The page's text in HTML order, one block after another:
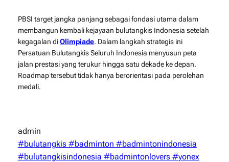
PBSI target jangka panjang sebagai fondasi utama dalam
membangun kembali kejayaan bulutangkis Indonesia setelah
kegagalan diOlimpiade. Dalam langkah strategis ini
Persatuan Bulutangkis Seluruh Indonesia menyusun peta
jalan prestasi yang terukur hingga satu dekade ke depan.
Roadmap tersebut tidak hanya berorientasi pada perolehan
medali.
admin
#bulutangkis #badminton #badmintonindonesia
#bulutangkisindonesia #badmintonlovers #yonex